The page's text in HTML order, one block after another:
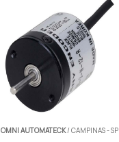
OMNI AUTOMATECK/ CAMPINAS - SP